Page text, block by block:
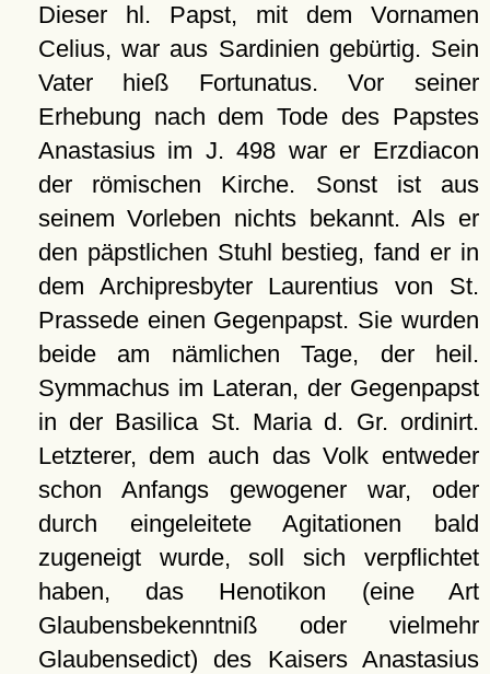
Dieser hl. Papst, mit dem Vornamen
Celius, war aus Sardinien gebürtig. Sein
Vater hieß Fortunatus. Vor seiner
Erhebung nach dem Tode des Papstes
Anastasius im J. 498 war er Erzdiacon
der römischen Kirche. Sonst ist aus
seinem Vorleben nichts bekannt. Als er
den päpstlichen Stuhl bestieg, fand er in
dem Archipresbyter Laurentius von St.
Prassede einen Gegenpapst. Sie wurden
beide am nämlichen Tage, der heil.
Symmachus im Lateran, der Gegenpapst
in der Basilica St. Maria d. Gr. ordinirt.
Letzterer, dem auch das Volk entweder
schon Anfangs gewogener war, oder
durch eingeleitete Agitationen bald
zugeneigt wurde, soll sich verpflichtet
haben, das Henotikon (eine Art
Glaubensbekenntniß oder vielmehr
Glaubensedict) des Kaisers Anastasius